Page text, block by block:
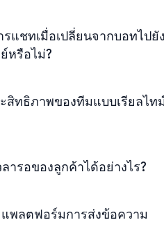
แชทเมื่อเปลี่ยนจากบอทไปยั
หรือไม่?
สิทธิภาพของทีมแบบเรียลไท
ารอของลูกค้าได้อย่างไร?
แพลตฟอร์มการส่งข้อความ